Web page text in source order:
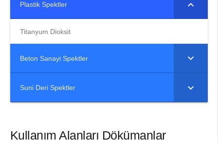
Plastik Spektler
Titanyum Dioksit
Beton Sanayi Spektler
Suni Deri Spektler
Kullanım Alanları Dökümanlar